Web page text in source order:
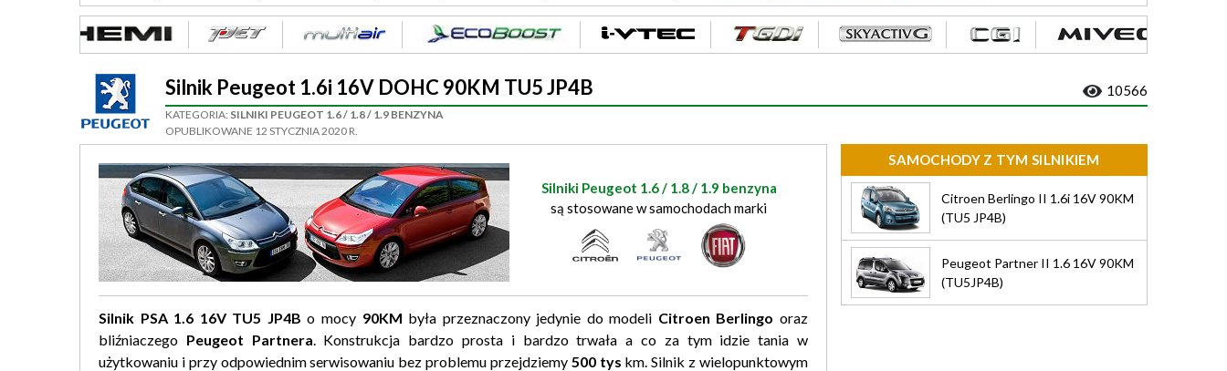
Silnik Peugeot 1.6i 16V DOHC 90KM TU5 JP4B 10566
KATEGORIA: SILNIKI PEUGEOT 1.6 / 1.8 / 1.9 BENZYNA
OPUBLIKOWANE 12 STYCZNIA 2020 R.
Silniki Peugeot 1.6 / 1.8 / 1.9 benzyna
są stosowane w samochodach marki
Silnik PSA 1.6 16V TU5 JP4Bo mocy90KM była przeznaczony jedynie do modeli Citroen Berlingo oraz
bliźniaczego Peugeot Partnera. Konstrukcja bardzo prosta i bardzo trwała a co za tym idzie tania w
użytkowaniu i przy odpowiednim serwisowaniu bez problemu przejdziemy 500 tys km. Silnik z wielopunktowym
SAMOCHODY Z TYM SILNIKIEM
Citroen Berlingo II 1.6i 16V 90KM
(TU5 JP4B)
Peugeot Partner II 1.6 16V 90KM
(TU5JP4B)